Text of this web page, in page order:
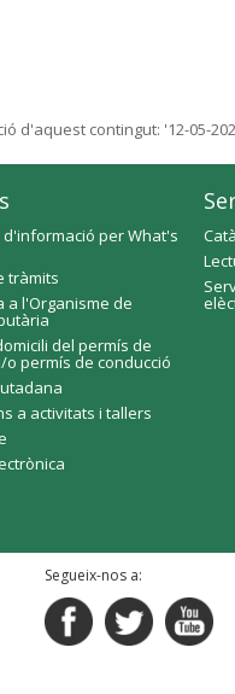
d'aquest contingut: '12-05-
d'informació per What's
tràmits
a l'Organisme de
del permís de
o permís de conducció
a activitats i tallers
Segueix-nos a: